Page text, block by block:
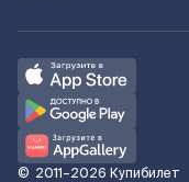
© 2011–2026 Купибилет